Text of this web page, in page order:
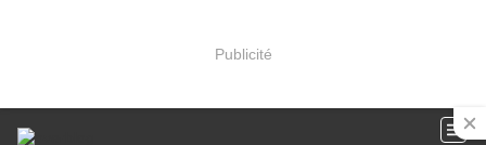
Publicité